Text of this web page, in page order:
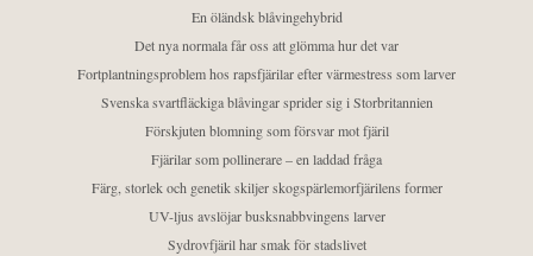
En öländsk blåvingehybrid
Det nya normala får oss att glömma hur det var
Fortplantningsproblem hos rapsfjärilar efter värmestress som larver
Svenska svartfläckiga blåvingar sprider sig i Storbritannien
Förskjuten blomning som försvar mot fjäril
Fjärilar som pollinerare – en laddad fråga
Färg, storlek och genetik skiljer skogspärlemorfjärilens former
UV-ljus avslöjar busksnabbvingens larver
Sydrovfjäril har smak för stadslivet